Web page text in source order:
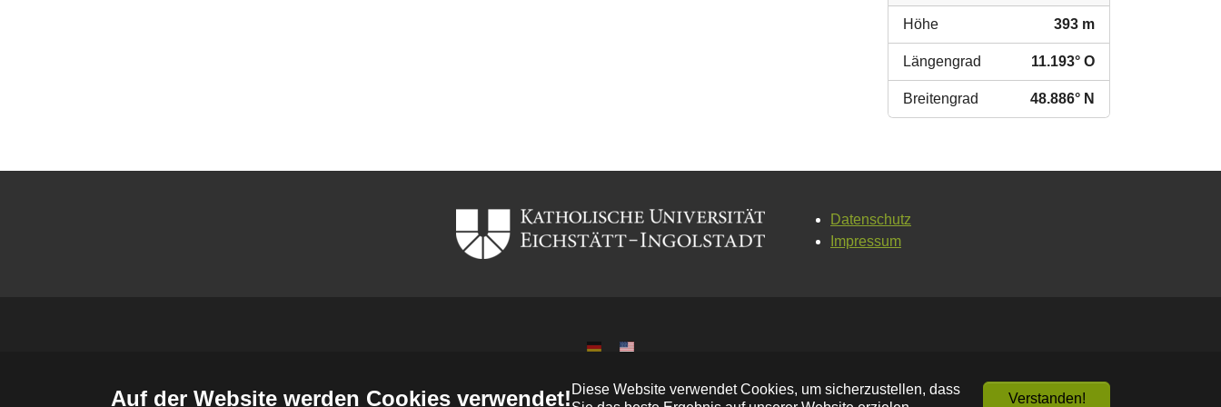
Auf der Website werden Cookies verwendet! Diese Website verwendet Cookies, um sicherzustellen, dass
Verstanden!
Höhe 393 m
Längengrad 11.193° O
Breitengrad 48.886° N
Datenschutz
Impressum
IPG © copyright 2023